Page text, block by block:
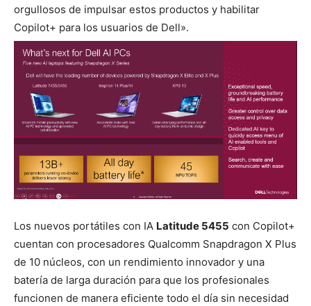
orgullosos de impulsar estos productos y habilitar
Copilot+ para los usuarios de Dell».
Los nuevos portátiles con IA Latitude 5455 con Copilot+
cuentan con procesadores Qualcomm Snapdragon X Plus
de 10 núcleos, con un rendimiento innovador y una
batería de larga duración para que los profesionales
funcionen de manera eficiente todo el día sin necesidad